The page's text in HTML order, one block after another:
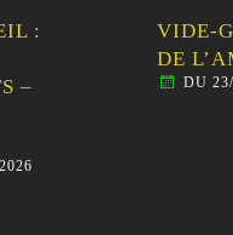
VIDE-GRENIER DU
DU 23/08/2026 AU 23/08/